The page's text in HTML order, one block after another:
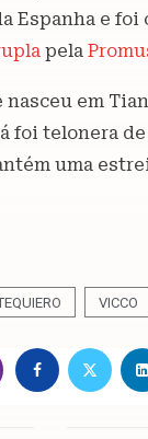
Espanha e
pela
nasceu em
foi telonera
uma
VICCO